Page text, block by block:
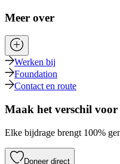
Meer over
Werken bij
Foundation
Contact en route
Maak het verschil
Elke bijdrage brengt 100%
Doneer direct